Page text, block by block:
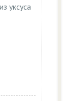
уксуса